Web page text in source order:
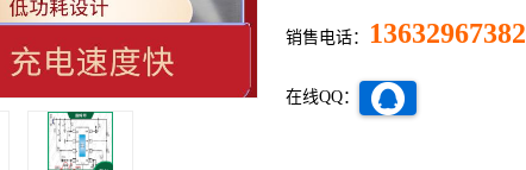
销售电话： 13632967382
在线QQ：